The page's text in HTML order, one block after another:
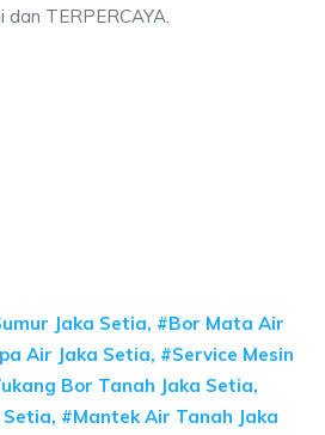
TERPERCAYA.
Jaka Setia, #Bor Mata Air
Air Jaka Setia, #Service Mesin
Bor Tanah Jaka Setia,
#Mantek Air Tanah Jaka